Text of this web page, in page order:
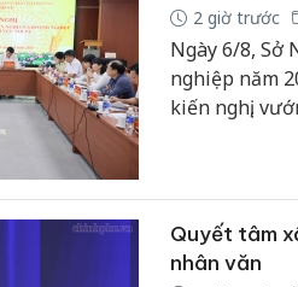
2 giờ trước
Ngày 6/8, Sở
nghiệp năm
kiến nghị,
Quyết tâm
nhân văn